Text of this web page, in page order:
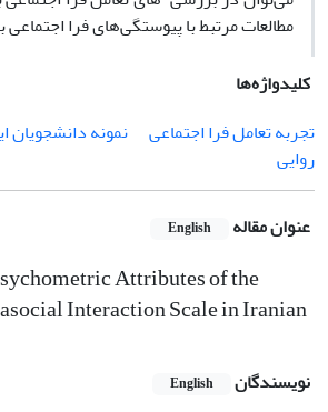
مطالعات مرتبط با پیوستگی‌های فرا اجتماعی
کلیدواژه‌ها
تجربه تعامل فرا اجتماعی
نمونه دانشجویان
روایی
عنوان مقاله English
Attributes of the
Interaction Scale in Iranian
نویسندگان English